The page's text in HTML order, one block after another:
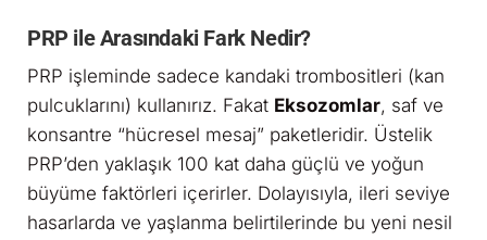
PRP ile Arasındaki Fark Nedir?
PRP işleminde sadece kandaki trombositleri (kan
pulcuklarını) kullanırız. Fakat Eksozomlar, saf ve
konsantre “hücresel mesaj” paketleridir. Üstelik
PRP’den yaklaşık 100 kat daha güçlü ve yoğun
büyüme faktörleri içerirler. Dolayısıyla, ileri seviye
hasarlarda ve yaşlanma belirtilerinde bu yeni nesil